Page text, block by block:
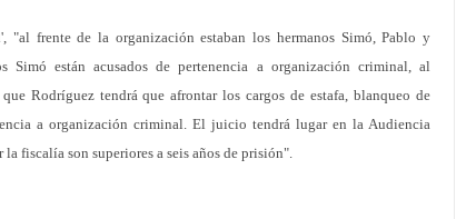
frente de la organización estaban los hermanos Simó, Pablo y
están acusados de pertenencia a organización criminal, al
que Rodríguez tendrá que afrontar los cargos de estafa, blanqueo de
a organización criminal. El juicio tendrá lugar en la Audiencia
fiscalía son superiores a seis años de prisión".